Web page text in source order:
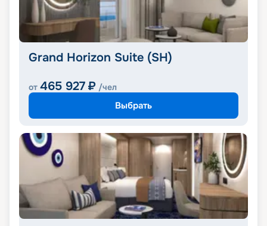
Grand Horizon Suite (SH)
от 465 927 ₽ /чел
Выбрать